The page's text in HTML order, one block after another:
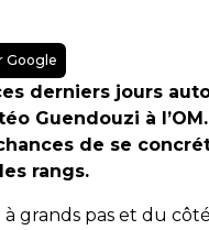
Google
derniers jours
Guendouzi à
de se
rangs.
grands pas et du